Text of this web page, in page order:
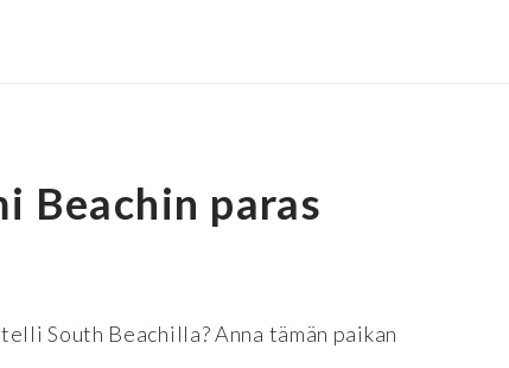
Beachin paras
South Beachilla? Anna tämän paikan